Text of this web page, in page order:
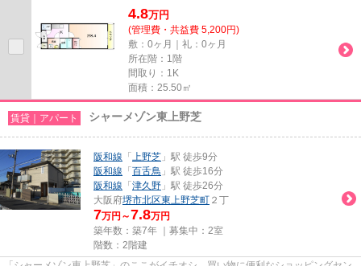
4.8万円
(管理費・共益費 5,200円)
敷：0ヶ月｜礼：0ヶ月
所在階：1階
間取り：1K
面積：25.50㎡
賃貸｜アパート シャーメゾン東上野芝
阪和線 「 上野芝 」駅 徒歩9分
阪和線 「 百舌鳥 」駅 徒歩16分
阪和線 「 津久野 」駅 徒歩26分
大阪府堺市北区東上野芝町 ２丁
7万円～7.8万円
築年数：築7年 ｜募集中： 2室
階数：2階建